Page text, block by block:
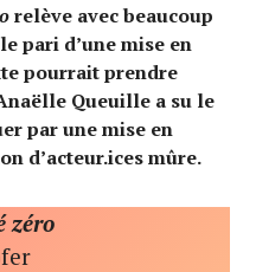
relève avec beaucoup
pari d’une mise en
pourrait prendre
Queuille a su le
par une mise en
d’acteur.ices mûre.
zéro